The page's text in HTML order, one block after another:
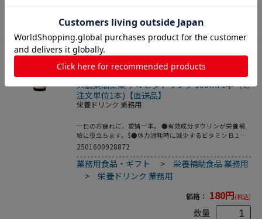
カートに入れる
大鵬薬品工業 チオビタドリンク 100ml 1本（ご
注文単位1本)【直送品】
栄養ドリンク 業務用
一日のお疲れに、愛情一本。 ●有効成分タウリンが栄養補
給に役立ちます。$●体力消耗時に減少するビタミンＢ１な
ど、ビタミンＢ群の補給に。$●カルニチン塩化物を配合。
商品区分：医薬部外品メーカー：大鵬薬品工業株式会社※メ
ーカーの都合により、パッケージ・仕様等は予告なく変更に
なる場合がございます。
2501600928872
業務用食品・ギフト > 栄養補助食品 業務用
> 栄養ドリンク 業務用
価格： 180円(税込)
数量